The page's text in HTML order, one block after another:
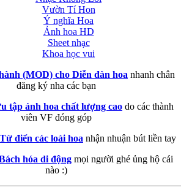
Vườn Tí Hon
Ý nghĩa Hoa
Ảnh hoa HD
Sheet nhạc
Khoa học vui
(MOD) cho Diễn đàn hoa nhanh chân
đăng ký nha các bạn
tập ảnh hoa chất lượng cao do các thành
viên VF đóng góp
điển các loài hoa nhận nhuận bút liền tay
hóa di động mọi người ghé ủng hộ cái
nào :)